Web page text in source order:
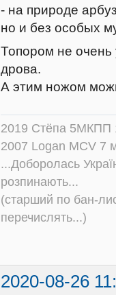
- на природе
но и без особых
Топором не очень
дрова.
А этим ножом
2019 Стёпа
2007 Logan MCV 7
...Доборолась
розпинають...
(старший по бан-
перечислять...)
2020-08-26